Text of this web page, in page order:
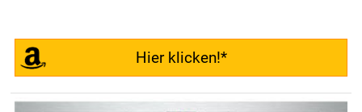
Hier klicken!*